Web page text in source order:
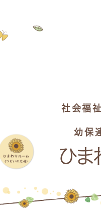
社会福
幼保
ひま